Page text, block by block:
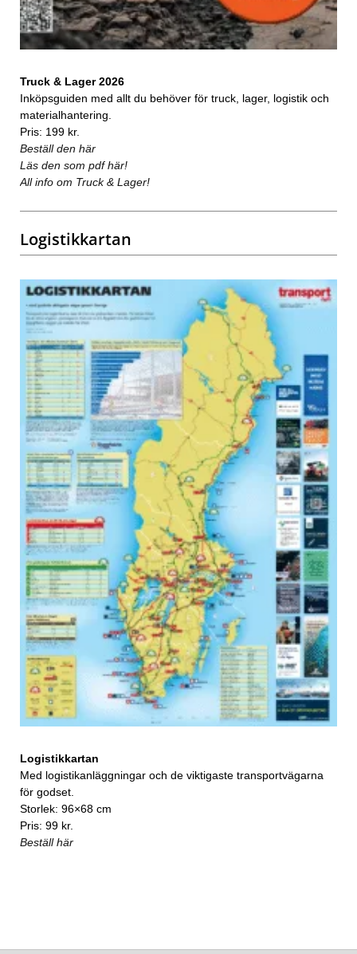
Truck & Lager 2026
Inköpsguiden med allt du behöver för truck, lager, logistik och
materialhantering.
Pris: 199 kr.
Beställ den här
Läs den som pdf här!
All info om Truck & Lager!
Logistikkartan
Logistikkartan
Med logistikanläggningar och de viktigaste transportvägarna
för godset.
Storlek: 96×68 cm
Pris: 99 kr.
Beställ här